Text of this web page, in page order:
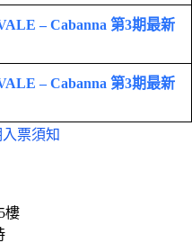
– Cabanna 第3期最新
– Cabanna 第3期最新
票須知
樓